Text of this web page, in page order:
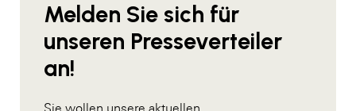
Melden Sie sich für
unseren Presseverteiler
an!